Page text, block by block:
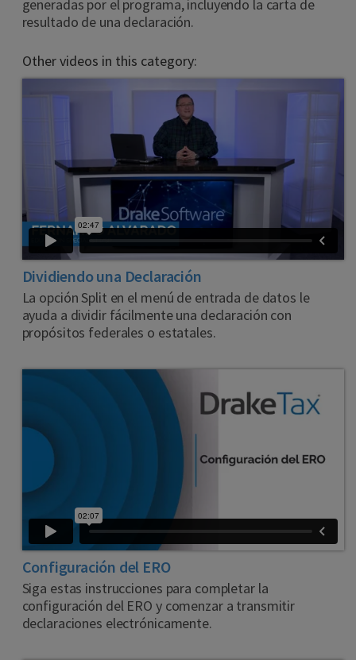
generadas por el programa, incluyendo la carta de
resultado de una declaración.
Other videos in this category:
Dividiendo una Declaración
La opción Split en el menú de entrada de datos le
ayuda a dividir fácilmente una declaración con
propósitos federales o estatales.
Configuración del ERO
Siga estas instrucciones para completar la
configuración del ERO y comenzar a transmitir
declaraciones electrónicamente.